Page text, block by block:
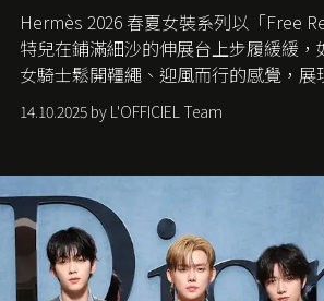
Hermès 2026 春夏女裝系列以「Free
特兒在鋪滿細沙的伸展台上步履緩緩
女騎士鬆開韁繩、迎風而行的感覺，展
從容的態度。
14.10.2025 by L'OFFICIEL Team